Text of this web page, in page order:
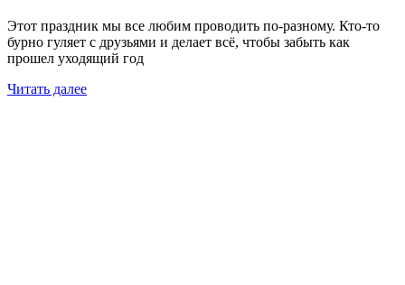
Этот праздник мы все любим проводить по-разному. Кто-то
бурно гуляет с друзьями и делает всё, чтобы забыть как
прошел уходящий год
Читать далее